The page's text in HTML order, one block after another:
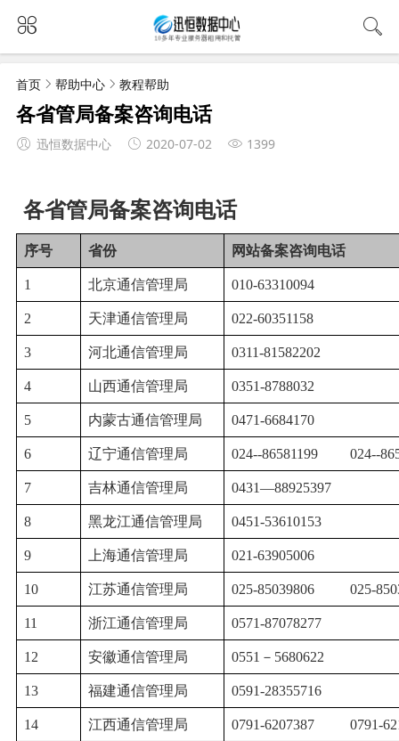
首页 帮助中心 教程帮助
各省管局备案咨询电话
迅恒数据中心 2020-07-02 1399
各省管局备案咨询电话
序号 省份 网站备案咨询电话
1 北京通信管理局 010-63310094
2 天津通信管理局 022-60351158
3 河北通信管理局 0311-81582202
4 山西通信管理局 0351-8788032
5 内蒙古通信管理局 0471-6684170
6 辽宁通信管理局 024--86581199 024--
7 吉林通信管理局 0431—88925397
8 黑龙江通信管理局 0451-53610153
9 上海通信管理局 021-63905006
10 江苏通信管理局 025-85039806 025-
11 浙江通信管理局 0571-87078277
12 安徽通信管理局 0551－5680622
13 福建通信管理局 0591-28355716
14 江西通信管理局 0791-6207387 0791-